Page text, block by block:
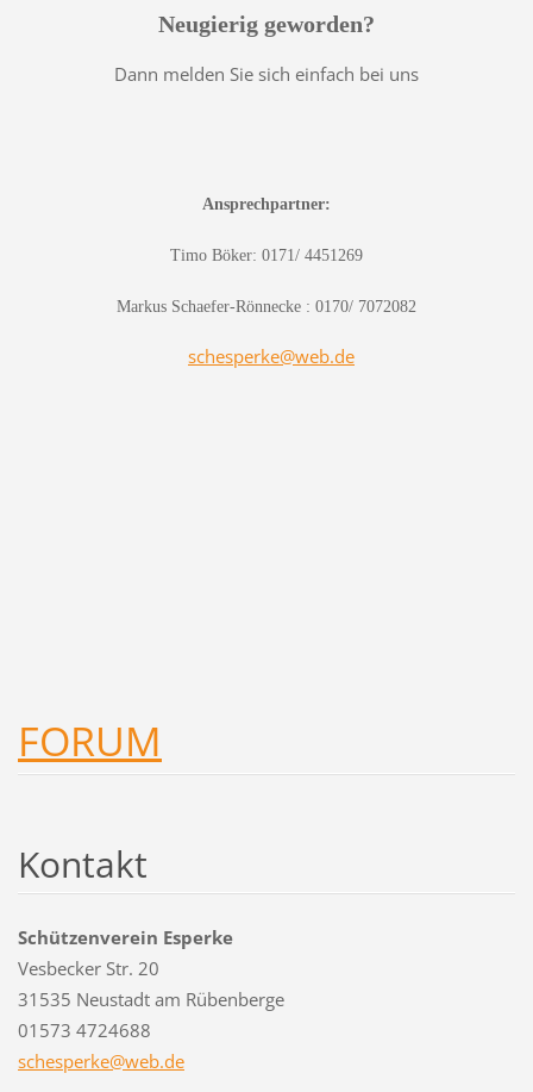
Neugierig geworden?
Dann melden Sie sich einfach bei uns
Ansprechpartner:
Timo Böker: 0171/ 4451269
Markus Schaefer-Rönnecke : 0170/ 7072082
schesperke@web.de
FORUM
Kontakt
Schützenverein Esperke
Vesbecker Str. 20
31535 Neustadt am Rübenberge
01573 4724688
schesperke@web.de